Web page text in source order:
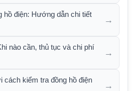
hồ điện: Hướng dẫn chi tiết
→
nào cần, thủ tục và chi phí
→
cách kiểm tra đồng hồ điện
→